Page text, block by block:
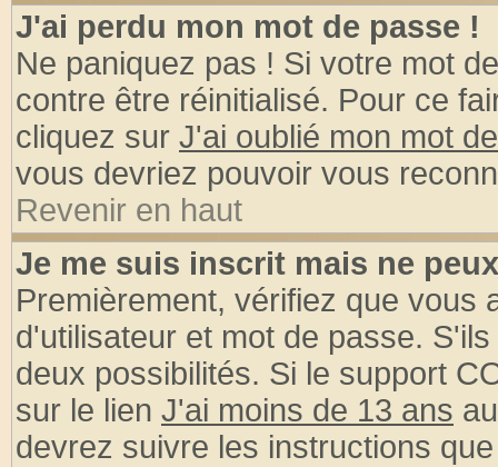
J'ai perdu mon mot de passe !
Ne paniquez pas ! Si votre mot
contre être réinitialisé. Pour ce
cliquez sur J'ai oublié mon mot
vous devriez pouvoir vous
Revenir en haut
Je me suis inscrit mais ne
Premièrement, vérifiez que vous
d'utilisateur et mot de passe.
deux possibilités. Si le support
sur le lien J'ai moins de 13 ans
devrez suivre les instructions